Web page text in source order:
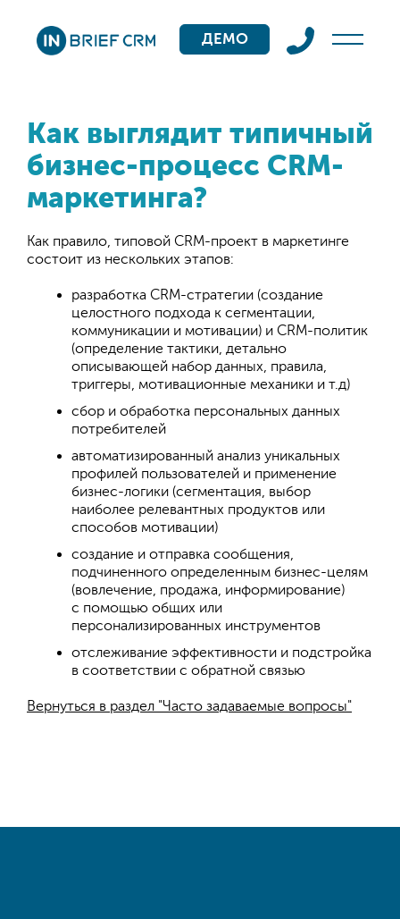
ДЕМО
Как выглядит типичный
бизнес-процесс CRM-
маркетинга?
Как правило, типовой CRM-проект в маркетинге
состоит из нескольких этапов:
разработка CRM-стратегии (создание
целостного подхода к сегментации,
коммуникации и мотивации) и CRM-политик
(определение тактики, детально
описывающей набор данных, правила,
триггеры, мотивационные механики и т.д)
сбор и обработка персональных данных
потребителей
автоматизированный анализ уникальных
профилей пользователей и применение
бизнес-логики (сегментация, выбор
наиболее релевантных продуктов или
способов мотивации)
создание и отправка сообщения,
подчиненного определенным бизнес-целям
(вовлечение, продажа, информирование)
с помощью общих или
персонализированных инструментов
отслеживание эффективности и подстройка
в соответствии с обратной связью
Вернуться в раздел "Часто задаваемые вопросы"